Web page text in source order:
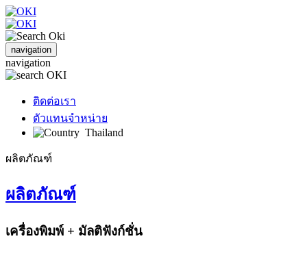
navigation
navigation
ติดต่อเรา
ตัวแทนจำหน่าย
Thailand
ผลิตภัณฑ์
ผลิตภัณฑ์
เครื่องพิมพ์ + มัลติฟังก์ชั่น